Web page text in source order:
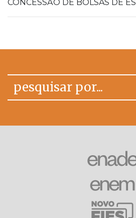
CONCESSÃO DE BOLSAS DE